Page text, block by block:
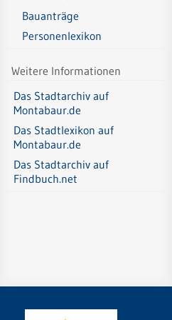
Bauanträge
Personenlexikon
Weitere Informationen
Das Stadtarchiv auf
Montabaur.de
Das Stadtlexikon auf
Montabaur.de
Das Stadtarchiv auf
Findbuch.net